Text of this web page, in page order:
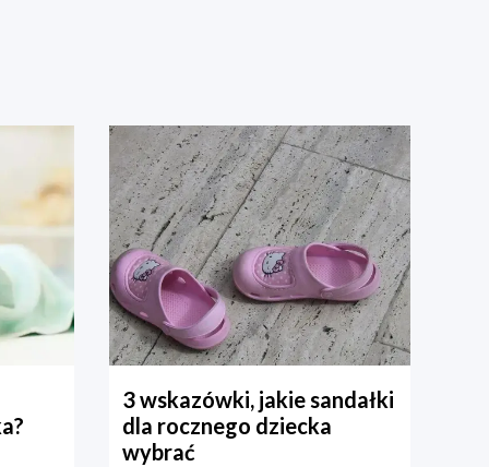
3 wskazówki, jakie sandałki
dla rocznego dziecka
wybrać